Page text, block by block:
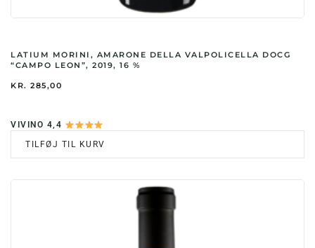
LATIUM MORINI, AMARONE DELLA VALPOLICELLA DOCG
“CAMPO LEON”, 2019, 16 %
KR. 285,00
VIVINO 4,4
TILFØJ TIL KURV